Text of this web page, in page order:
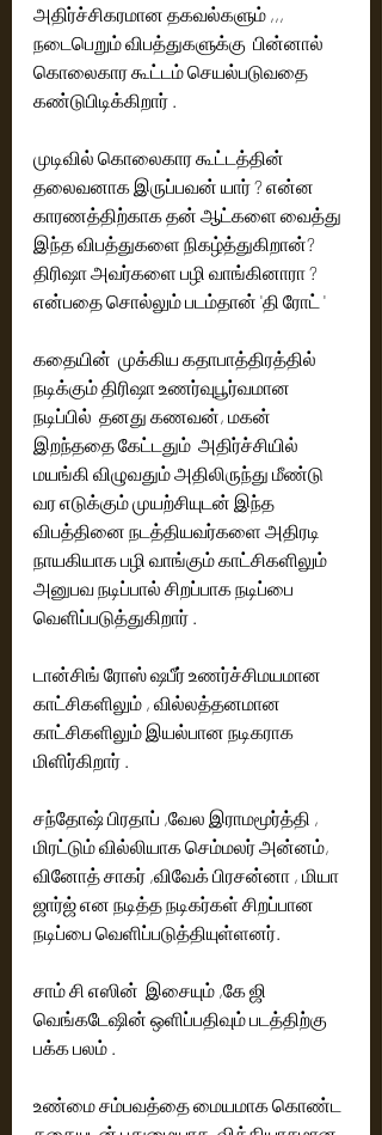
அதிர்ச்சிகரமான தகவல்களும் ,,,
நடைபெறும் விபத்துகளுக்கு  பின்னால்
கொலைகார கூட்டம் செயல்படுவதை
கண்டுபிடிக்கிறார் .
முடிவில் கொலைகார கூட்டத்தின்
தலைவனாக இருப்பவன் யார் ? என்ன
காரணத்திற்காக தன் ஆட்களை வைத்து
இந்த விபத்துகளை நிகழ்த்துகிறான்?
திரிஷா அவர்களை பழி வாங்கினாரா ?
என்பதை சொல்லும் படம்தான் 'தி ரோட் '
கதையின்  முக்கிய கதாபாத்திரத்தில்
நடிக்கும் திரிஷா உணர்வுபூர்வமான
நடிப்பில்  தனது கணவன், மகன்
இறந்ததை கேட்டதும்  அதிர்ச்சியில்
மயங்கி விழுவதும் அதிலிருந்து மீண்டு
வர எடுக்கும் முயற்சியுடன் இந்த
விபத்தினை நடத்தியவர்களை அதிரடி
நாயகியாக பழி வாங்கும் காட்சிகளிலும்
அனுபவ நடிப்பால் சிறப்பாக நடிப்பை
வெளிப்படுத்துகிறார் .
டான்சிங் ரோஸ் ஷபீர் உணர்ச்சிமயமான
காட்சிகளிலும் , வில்லத்தனமான
காட்சிகளிலும் இயல்பான நடிகராக
மிளிர்கிறார் .
சந்தோஷ் பிரதாப் ,வேல இராமமூர்த்தி ,
மிரட்டும் வில்லியாக செம்மலர் அன்னம்,
வினோத் சாகர் ,விவேக் பிரசன்னா , மியா
ஜார்ஜ் என நடித்த நடிகர்கள் சிறப்பான
நடிப்பை வெளிப்படுத்தியுள்ளனர்.
சாம் சி எஸின்  இசையும் ,கே ஜி
வெங்கடேஷின் ஒளிப்பதிவும் படத்திற்கு
பக்க பலம் .
உண்மை சம்பவத்தை மையமாக கொண்ட